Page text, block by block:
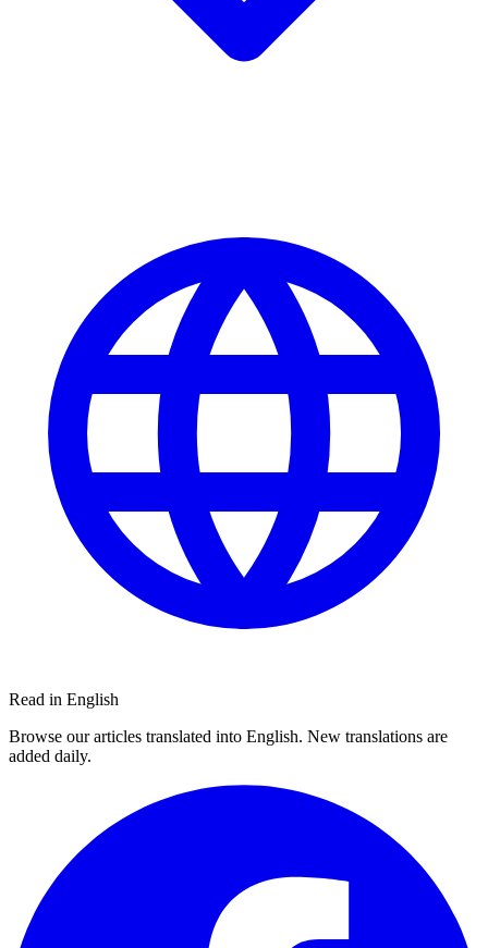
Read in English
Browse our articles translated into English. New translations are
added daily.